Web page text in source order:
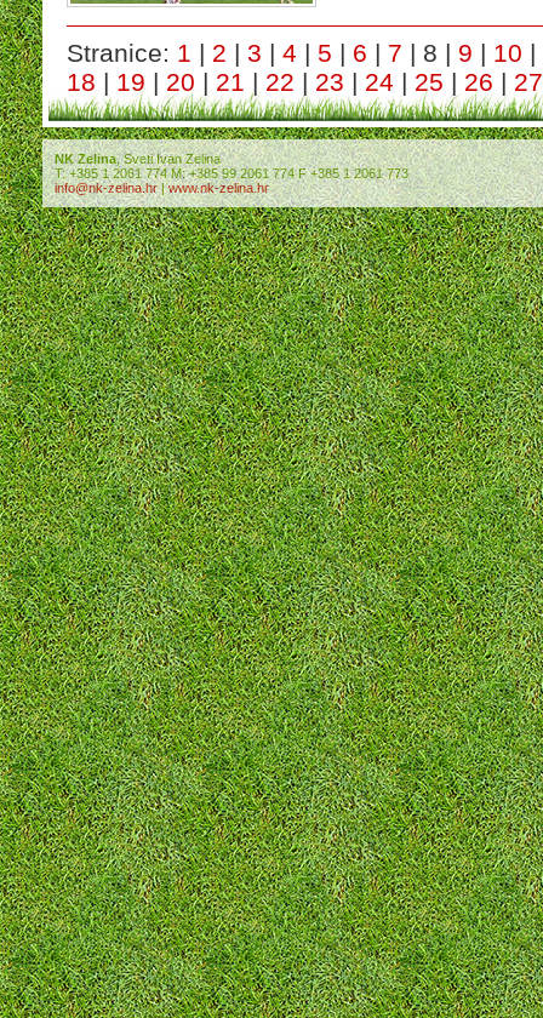
Stranice: 1 | 2 | 3 | 4 | 5 | 6 | 7 | 8 | 9 | 10 |
18 | 19 | 20 | 21 | 22 | 23 | 24 | 25 | 26 | 27
NK Zelina, Sveti Ivan Zelina
T: +385 1 2061 774 M: +385 99 2061 774 F +385 1 2061 773
info@nk-zelina.hr|www.nk-zelina.hr